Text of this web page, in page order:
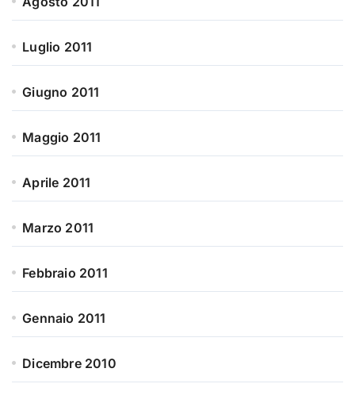
Luglio 2011
Giugno 2011
Maggio 2011
Aprile 2011
Marzo 2011
Febbraio 2011
Gennaio 2011
Dicembre 2010